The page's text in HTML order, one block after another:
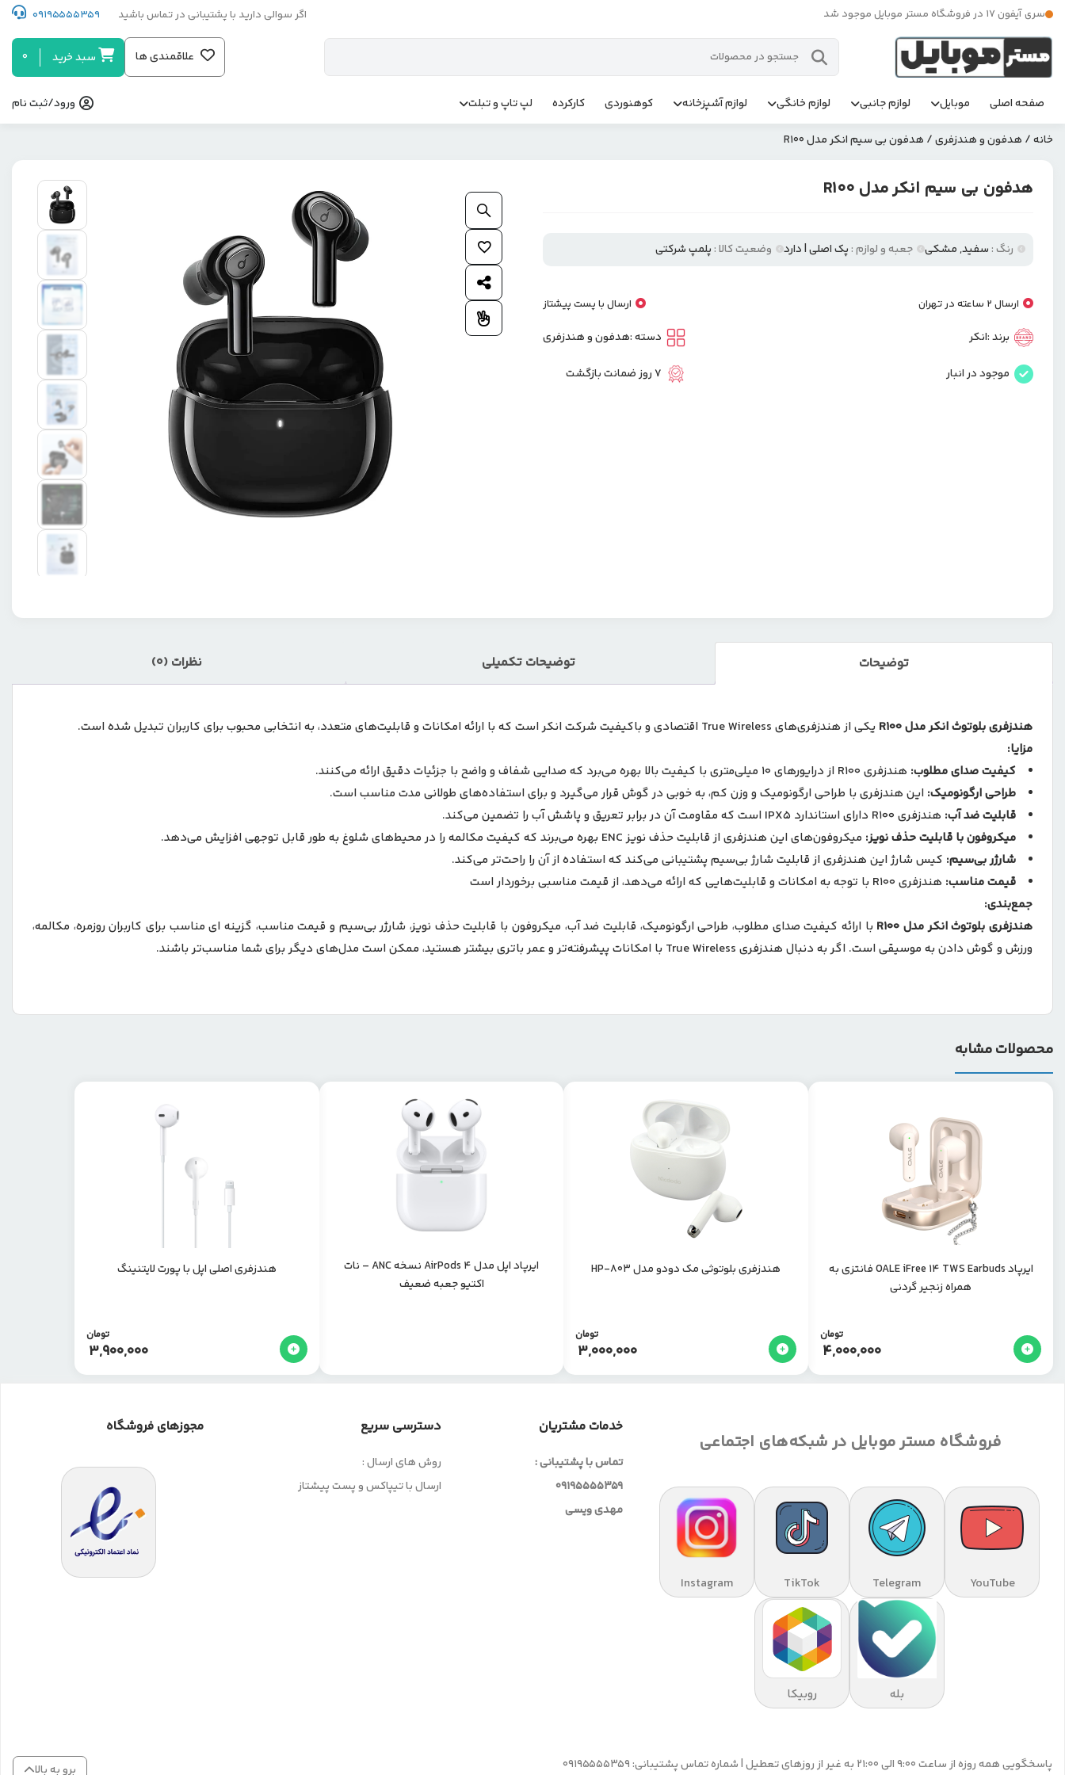
سری آیفون 17 در فروشگاه مستر موبایل موجود شد اگر سوالی دارید با پشتیبانی در تماس باشید 09195555359
علاقمندی ها سبد خرید 0
صفحه اصلی موبایل لوازم جانبی لوازم خانگی لوازم آشپزخانه کوهنوردی کارکرده لپ تاپ و تبلت ورود/ثبت نام
خانه/ هدفون و هندزفری/ هدفون بی سیم انکر مدل R100
هدفون بی سیم انکر مدل R100
رنگ : سفید, مشکی جعبه و لوازم : پک اصلی | دارد وضعیت کالا : پلمپ شرکتی
ارسال 2 ساعته در تهران ارسال با پست پیشتاز
برند :انکر
موجود در انبار
دسته :هدفون و هندزفری
7 روز ضمانت بازگشت
افزودن به علاقمندی ها
توضیحات توضیحات تکمیلی نظرات (0)
هندزفری بلوتوث انکر مدل R100
یکی از هندزفری‌های True Wireless اقتصادی و باکیفیت شرکت انکر است که با ارائه امکانات و قابلیت‌های متعدد، به انتخابی محبوب برای کاربران تبدیل شده است.
مزایا:
کیفیت صدای مطلوب: هندزفری R100 از درایورهای 10 میلی‌متری با کیفیت بالا بهره می‌برد که صدایی شفاف و واضح با جزئیات دقیق ارائه می‌کنند.
طراحی ارگونومیک: این هندزفری با طراحی ارگونومیک و وزن کم، به خوبی در گوش قرار می‌گیرد و برای استفاده‌های طولانی مدت مناسب است.
قابلیت ضد آب: هندزفری R100 دارای استاندارد IPX5 است که مقاومت آن در برابر تعریق و پاشش آب را تضمین می‌کند.
میکروفون با قابلیت حذف نویز: میکروفون‌های این هندزفری از قابلیت حذف نویز ENC بهره می‌برند که کیفیت مکالمه را در محیط‌های شلوغ به طور قابل توجهی افزایش می‌دهد.
شارژر بی‌سیم: کیس شارژ این هندزفری از قابلیت شارژ بی‌سیم پشتیبانی می‌کند که استفاده از آن را راحت‌تر می‌کند.
قیمت مناسب: هندزفری R100 با توجه به امکانات و قابلیت‌هایی که ارائه می‌دهد، از قیمت مناسبی برخوردار است
جمع‌بندی:
هندزفری بلوتوث انکر مدل R100
با ارائه کیفیت صدای مطلوب، طراحی ارگونومیک، قابلیت ضد آب، میکروفون با قابلیت حذف نویز، شارژر بی‌سیم و قیمت مناسب، گزینه ای مناسب برای کاربران روزمره، مکالمه،
ورزش و گوش دادن به موسیقی است. اگر به دنبال هندزفری True Wireless با امکانات پیشرفته‌تر و عمر باتری بیشتر هستید، ممکن است مدل‌های دیگر برای شما مناسب‌تر باشند.
محصولات مشابه
ایرپاد OALE iFree 14 TWS Earbuds فانتزی به
همراه زنجیر گردنی
4,000,000
تومان
هندزفری بلوتوثی مک دودو مدل HP-803
3,000,000
تومان
ایرپاد اپل مدل AirPods 4 نسخه ANC – نات
اکتیو جعبه ضعیف
هندزفری اصلی اپل با پورت لایتنینگ
3,900,000
تومان
فروشگاه مستر موبایل در شبکه‌های اجتماعی
YouTube
Telegram
TikTok
Instagram
بله روبیکا
خدمات مشتریان
تماس با پشتیبانی :
09195555359
مهدی ویسی
دسترسی سریع
روش های ارسال :
ارسال با تیپاکس و پست پیشتاز
مجوزهای فروشگاه
پاسخگویی همه روزه از ساعت 9:00 الی 21:00 به غیر از روزهای تعطیل | شماره تماس پشتیبانی: 09195555359 برو به بالا